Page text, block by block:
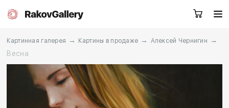
Картинная галерея → Картины в продаже → Алексей Чернигин
→
Весна